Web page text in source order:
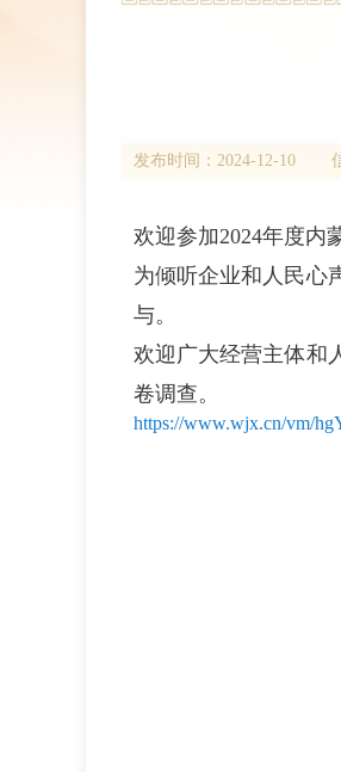
发布时间： 2024-12-10
欢迎参加2024年度内
为倾听企业和人民心
与。
欢迎广大经营主体和
卷调查。
https://www.wjx.cn/vm/